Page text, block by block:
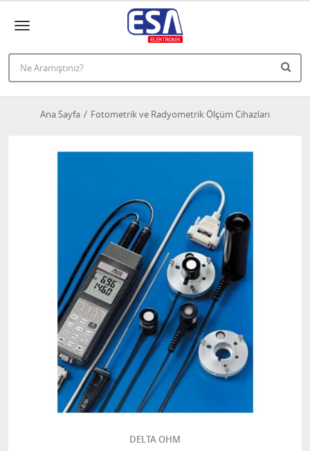
Ana Sayfa Fotometrik ve Radyometrik Ölçüm Cihazları
DELTA OHM